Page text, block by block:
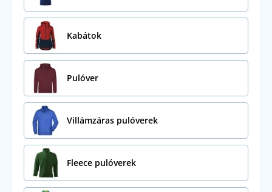
Kabátok
Pulóver
Villámzáras pulóverek
Fleece pulóverek